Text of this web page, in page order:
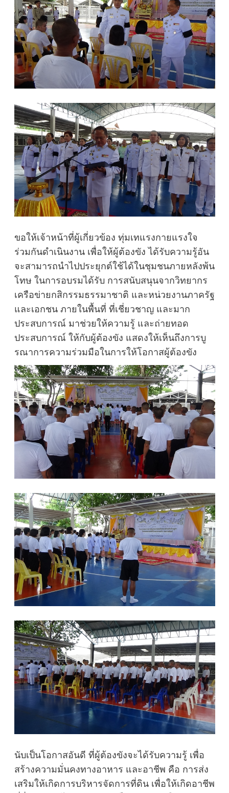
ขอให้เจ้าหน้าที่ผู้เกี่ยวข้อง ทุ่มเทแรงกายแรงใจ
ร่วมกันดำเนินงาน เพื่อให้ผู้ต้องขัง ได้รับความรู้อัน
จะสามารถนำไปประยุกต์ใช้ได้ในชุมชนภายหลังพ้น
โทษ ในการอบรมได้รับ การสนับสนุนจากวิทยากร
เครือข่ายกสิกรรมธรรมาชาติ และหน่วยงานภาครัฐ
และเอกชน ภายในพื้นที่ ที่เชี่ยวชาญ และมาก
ประสบการณ์ มาช่วยให้ความรู้ และถ่ายทอด
ประสบการณ์ ให้กับผู้ต้องขัง แสดงให้เห็นถึงการบู
รณาการความร่วมมือในการให้โอกาสผู้ต้องขัง
นับเป็นโอกาสอันดี ที่ผู้ต้องขังจะได้รับความรู้ เพื่อ
สร้างความมั่นคงทางอาหาร และอาชีพ คือ การส่ง
เสริมให้เกิดการบริหารจัดการที่ดิน เพื่อให้เกิดอาชีพ